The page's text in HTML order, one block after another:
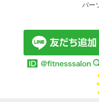
パー